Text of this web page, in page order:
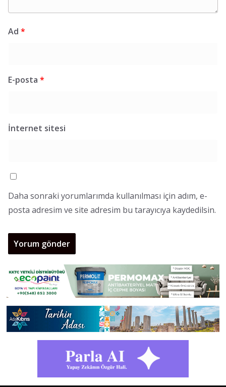
Ad *
E-posta *
İnternet sitesi
Daha sonraki yorumlarımda kullanılması için adım, e-
posta adresim ve site adresim bu tarayıcıya kaydedilsin.